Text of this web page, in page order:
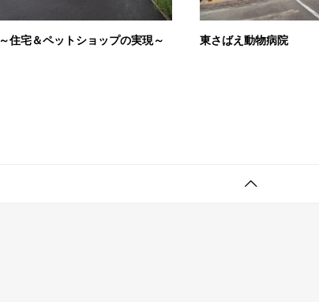
～住宅＆ペットショップの実現～ 東さばえ動物病院